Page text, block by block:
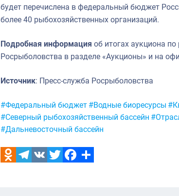
будет перечислена в федеральный бюджет
более 40 рыбохозяйственных организаций.
Подробная информация об итогах аукциона
Росрыболовства в разделе «Аукционы» и на
Источник: Пресс-служба Росрыболовства
Метки:
#Федеральный бюджет #Водные биоресурсы
#Северный рыбохозяйственный бассейн
#Дальневосточный бассейн